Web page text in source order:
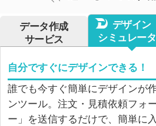
データ作成
サービス
デザイン
シミュレー
自分ですぐにデザインできる！
誰でも今すぐ簡単にデザインが
ンツール。注文・見積依頼フォ
ー」を送信するだけで、簡単に